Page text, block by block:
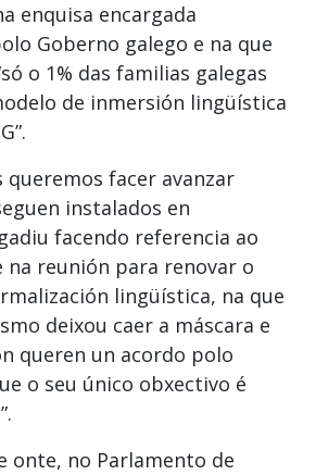
enquisa encargada
Goberno galego e na que
o 1% das familias galegas
de inmersión lingüística
queremos facer avanzar
instalados en
facendo referencia ao
na reunión para renovar o
lingüística, na que
deixou caer a máscara e
queren un acordo polo
o seu único obxectivo é
onte, no Parlamento de